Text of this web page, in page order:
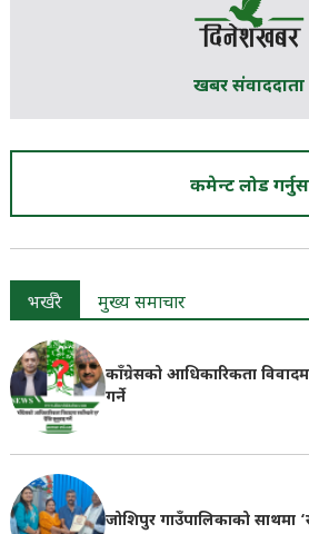
खबर संवाददाता
कमेन्ट लोड गर्नुस
भर्खरै मुख्य समाचार
काँग्रेसको आधिकारिकता
गर्ने
जोशिपुर गाउँपालिकाको साथमा